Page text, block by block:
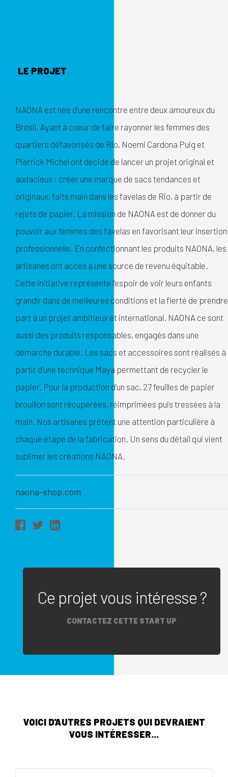
LE PROJET
NAONA est née d’une rencontre entre deux amoureux du
Brésil. Ayant à coeur de faire rayonner les femmes des
quartiers défavorisés de Rio, Noemi Cardona Puig et
Pierrick Michel ont décidé de lancer un projet original et
audacieux : créer une marque de sacs tendances et
originaux, faits main dans les favelas de Rio, à partir de
rejets de papier. La mission de NAONA est de donner du
pouvoir aux femmes des favelas en favorisant leur insertion
professionnelle. En confectionnant les produits NAONA, les
artisanes ont accès à une source de revenu équitable.
Cette initiative représente l’espoir de voir leurs enfants
grandir dans de meilleures conditions et la fierté de prendre
part à un projet ambitieux et international. NAONA ce sont
aussi des produits responsables, engagés dans une
démarche durable. Les sacs et accessoires sont réalisés à
partir d’une technique Maya permettant de recycler le
papier. Pour la production d’un sac, 27 feuilles de papier
brouillon sont récupérées, réimprimées puis tressées à la
main. Nos artisanes prêtent une attention particulière à
chaque étape de la fabrication. Un sens du détail qui vient
sublimer les créations NAONA.
naona-shop.com
Ce projet vous intéresse ?
CONTACTEZ CETTE START UP
VOICI D'AUTRES PROJETS QUI DEVRAIENT
VOUS INTÉRESSER...